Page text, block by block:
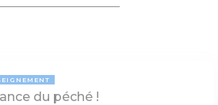
du péché !